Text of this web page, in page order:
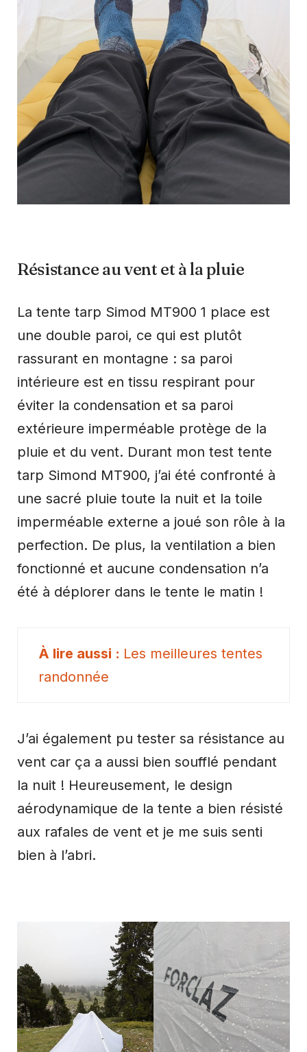
Résistance au vent et à la pluie
La tente tarp Simod MT900 1 place est
une double paroi, ce qui est plutôt
rassurant en montagne : sa paroi
intérieure est en tissu respirant pour
éviter la condensation et sa paroi
extérieure imperméable protège de la
pluie et du vent. Durant mon test tente
tarp Simond MT900, j’ai été confronté à
une sacré pluie toute la nuit et la toile
imperméable externe a joué son rôle à la
perfection. De plus, la ventilation a bien
fonctionné et aucune condensation n’a
été à déplorer dans le tente le matin !
Les meilleures tentes
randonnée
J’ai également pu tester sa résistance au
vent car ça a aussi bien soufflé pendant
la nuit ! Heureusement, le design
aérodynamique de la tente a bien résisté
aux rafales de vent et je me suis senti
bien à l’abri.